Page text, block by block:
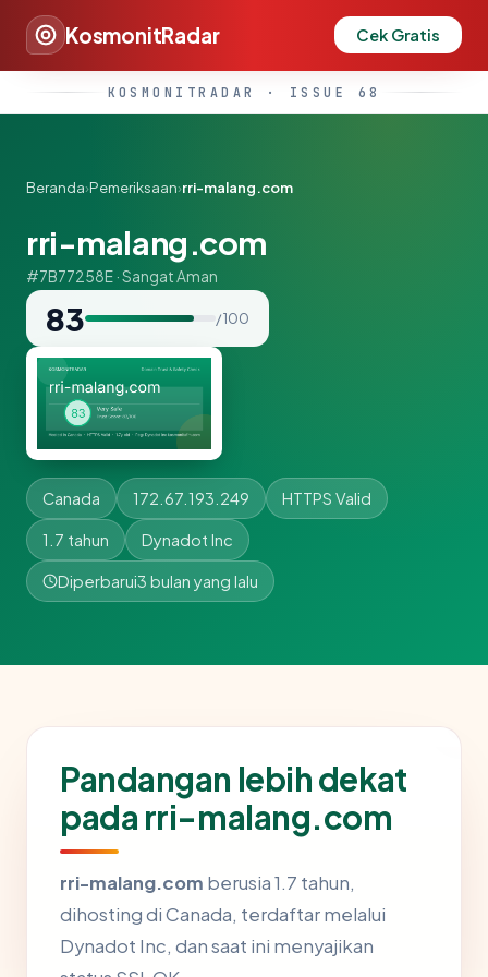
KosmonitRadar Cek Gratis
KOSMONITRADAR · ISSUE 68
Beranda›Pemeriksaan›rri-malang.com
rri-malang.com
#7B77258E · Sangat Aman
83 / 100
Canada 172.67.193.249 HTTPS Valid
1.7 tahun Dynadot Inc
Diperbarui3 bulan yang lalu
Pandangan lebih dekat
pada rri-malang.com
rri-malang.com berusia 1.7 tahun,
dihosting di Canada, terdaftar melalui
Dynadot Inc, dan saat ini menyajikan